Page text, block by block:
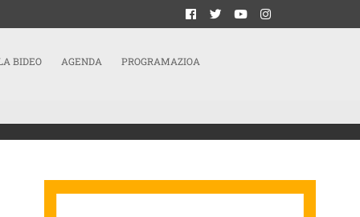
BIDEO AGENDA PROGRAMAZIOA